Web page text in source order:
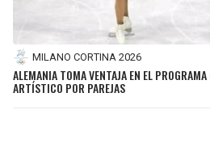
MILANO CORTINA 2026
ALEMANIA TOMA VENTAJA EN EL
ARTÍSTICO POR PAREJAS